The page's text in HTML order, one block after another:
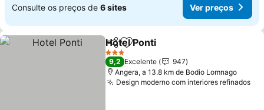
Consulte os preços de 6 sites Ver preços
PartilharAdicionar aos favoritos
Hotel Ponti
3 Estrelas
9,2 Excelente
947
Angera, a 13.8 km de Bodio Lomnago
Design moderno com interiores refinados